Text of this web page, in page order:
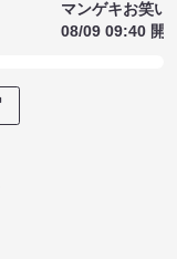
マンゲキお笑い
08/09 09:40 開